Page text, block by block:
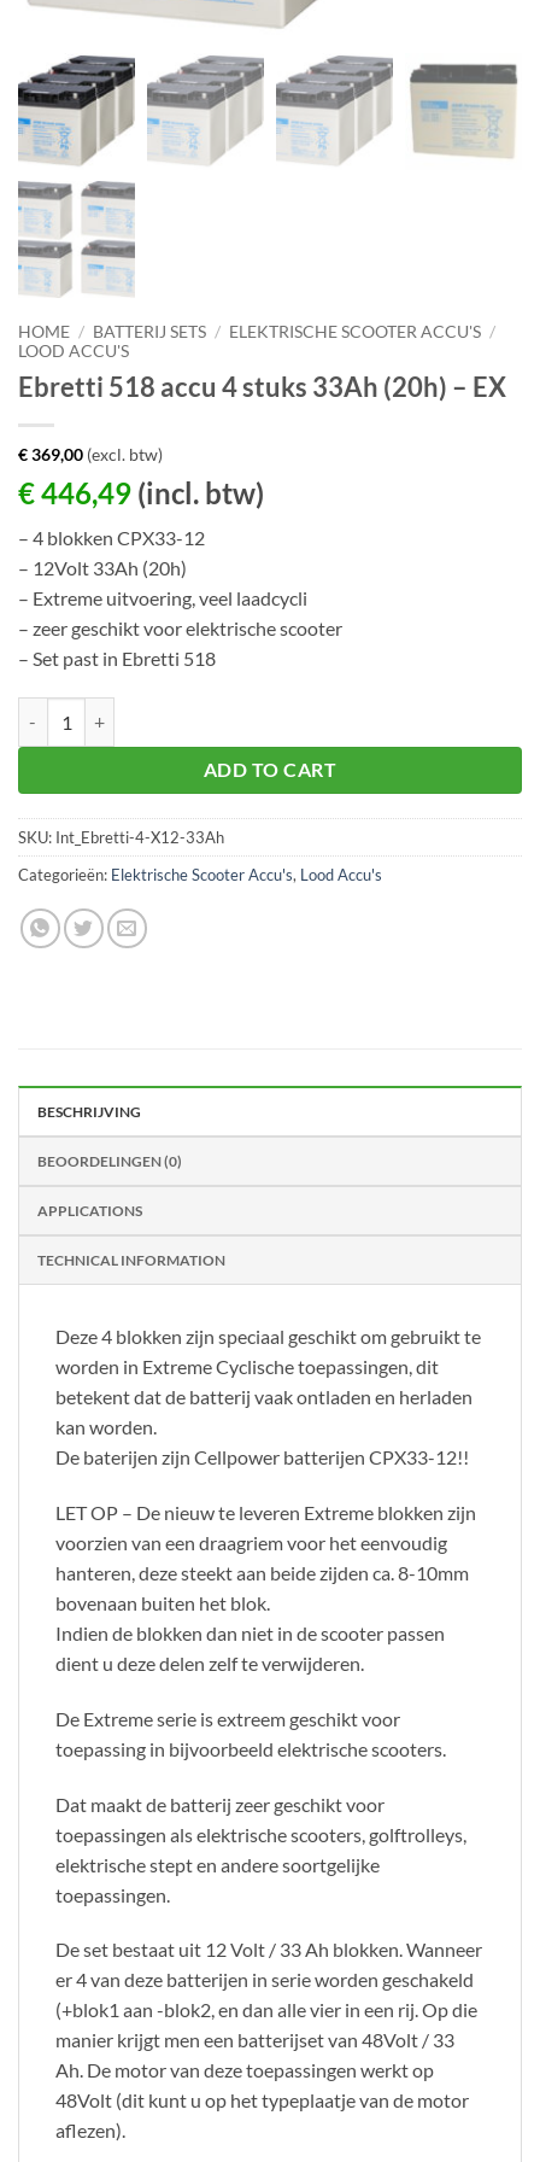
HOME / BATTERIJ SETS / ELEKTRISCHE SCOOTER ACCU'S /
LOOD ACCU'S
Ebretti 518 accu 4 stuks 33Ah (20h) – EX
€369,00 (excl. btw)
€446,49 (incl. btw)
– 4 blokken CPX33-12
– 12Volt 33Ah (20h)
– Extreme uitvoering, veel laadcycli
– zeer geschikt voor elektrische scooter
– Set past in Ebretti 518
ADD TO CART
SKU: Int_Ebretti-4-X12-33Ah
Categorieën: Elektrische Scooter Accu's, Lood Accu's
BESCHRIJVING
BEOORDELINGEN (0)
APPLICATIONS
TECHNICAL INFORMATION
Deze 4 blokken zijn speciaal geschikt om gebruikt te
worden in Extreme Cyclische toepassingen, dit
betekent dat de batterij vaak ontladen en herladen
kan worden.
De baterijen zijn Cellpower batterijen CPX33-12!!
LET OP – De nieuw te leveren Extreme blokken zijn
voorzien van een draagriem voor het eenvoudig
hanteren, deze steekt aan beide zijden ca. 8-10mm
bovenaan buiten het blok.
Indien de blokken dan niet in de scooter passen
dient u deze delen zelf te verwijderen.
De Extreme serie is extreem geschikt voor
toepassing in bijvoorbeeld elektrische scooters.
Dat maakt de batterij zeer geschikt voor
toepassingen als elektrische scooters, golftrolleys,
elektrische stept en andere soortgelijke
toepassingen.
De set bestaat uit 12 Volt / 33 Ah blokken. Wanneer
er 4 van deze batterijen in serie worden geschakeld
(+blok1 aan -blok2, en dan alle vier in een rij. Op die
manier krijgt men een batterijset van 48Volt / 33
Ah. De motor van deze toepassingen werkt op
48Volt (dit kunt u op het typeplaatje van de motor
aflezen).